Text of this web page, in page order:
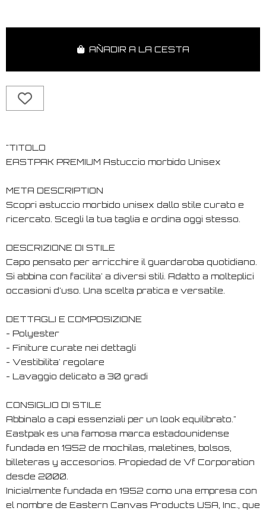
AÑADIR A LA CESTA
"TITOLO
EASTPAK PREMIUM Astuccio morbido Unisex
META DESCRIPTION
Scopri astuccio morbido unisex dallo stile curato e
ricercato. Scegli la tua taglia e ordina oggi stesso.
DESCRIZIONE DI STILE
Capo pensato per arricchire il guardaroba quotidiano.
Si abbina con facilita' a diversi stili. Adatto a molteplici
occasioni d'uso. Una scelta pratica e versatile.
DETTAGLI E COMPOSIZIONE
- Polyester
- Finiture curate nei dettagli
- Vestibilita' regolare
- Lavaggio delicato a 30 gradi
CONSIGLIO DI STILE
Abbinalo a capi essenziali per un look equilibrato."
Eastpak es una famosa marca estadounidense
fundada en 1952 de mochilas, maletines, bolsos,
billeteras y accesorios. Propiedad de Vf Corporation
desde 2000.
Inicialmente fundada en 1952 como una empresa con
el nombre de Eastern Canvas Products USA, Inc., que